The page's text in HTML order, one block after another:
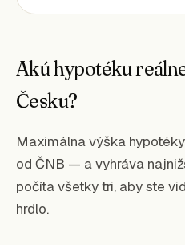
Akú hypotéku
Česku?
Maximálna výška
od ČNB — a vyhráva
počíta všetky tri, aby ste
hrdlo.